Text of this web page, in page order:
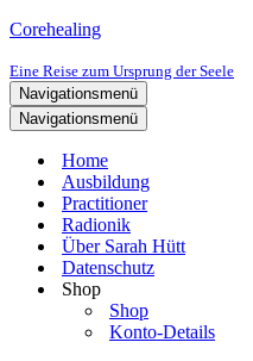
Corehealing
Eine Reise zum Ursprung der Seele
Navigationsmenü
Navigationsmenü
Home
Ausbildung
Practitioner
Radionik
Über Sarah Hütt
Datenschutz
Shop
Shop
Konto-Details